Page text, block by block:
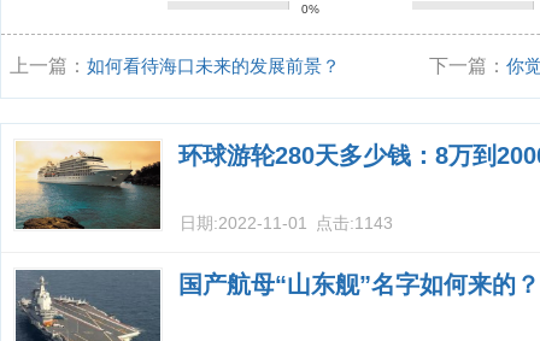
0%
上一篇： 如何看待海口未来的发展前景？ 下一篇：你
如何？
环球游轮280天多少钱：8万到
日期:2022-11-01 点击:1143
国产航母“山东舰”名字如何来的？